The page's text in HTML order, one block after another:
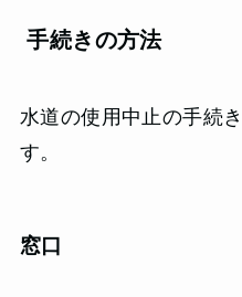
手続きの方法
水道の使用中止の手続
す。
窓口